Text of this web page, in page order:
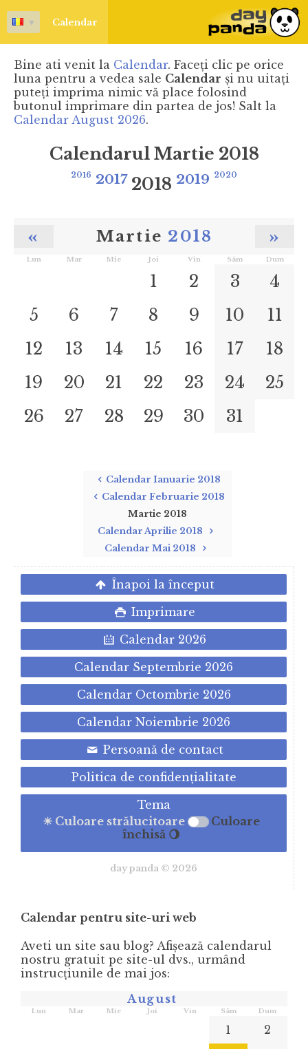
▼ Calendar
Bine ati venit la Calendar. Faceţi clic pe orice
luna pentru a vedea sale Calendar şi nu uitaţi
puteţi imprima nimic vă place folosind
butonul imprimare din partea de jos! Salt la
Calendar August 2026.
Calendarul Martie 2018
2016 2017 2018 2019 2020
« Martie 2018 »
Lun Mar Mie Joi Vin Sâm Dum
1 2 3
4
5
6 7 8 9 10
11
12
13 14 15 16 17
18
19
20 21 22 23 24
25
26
27 28 29 30 31
Calendar Ianuarie 2018
Calendar Februarie 2018
Martie 2018
Calendar Aprilie 2018
Calendar Mai 2018
Înapoi la început
Imprimare
Calendar 2026
Calendar Septembrie 2026
Calendar Octombrie 2026
Calendar Noiembrie 2026
Persoană de contact
Politica de confidenţialitate
Tema
☀ Culoare strălucitoare
Culoare
închisă 🌖
day panda © 2026
Calendar pentru site-uri web
Aveti un site sau blog? Afișează calendarul
nostru gratuit pe site-ul dvs., urmând
instrucţiunile de mai jos:
August
Lun Mar Mie Joi Vin Sâm Dum
1
2